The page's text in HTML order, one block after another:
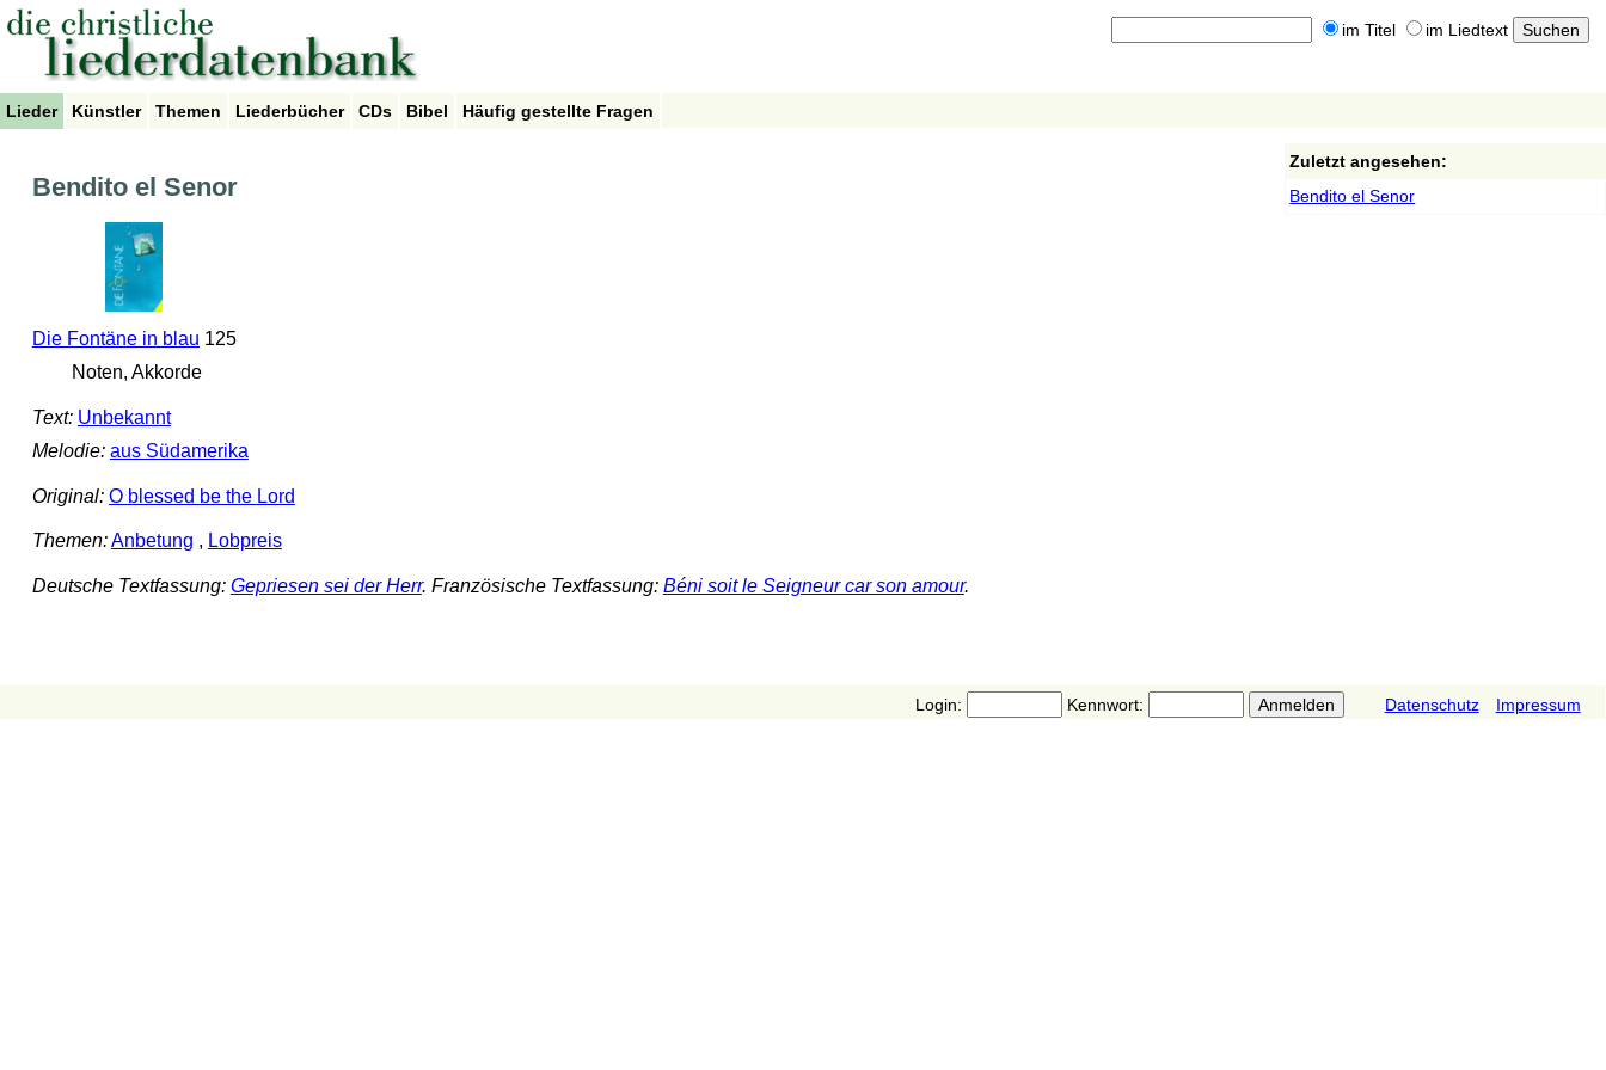
im Titel im Liedtext
Lieder Künstler Themen Liederbücher CDs Bibel Häufig gestellte Fragen
Bendito el Senor
Die Fontäne in blau 125
Noten, Akkorde
Text: Unbekannt
Melodie: aus Südamerika
Original: O blessed be the Lord
Themen:Anbetung , Lobpreis
Deutsche Textfassung: Gepriesen sei der Herr. Französische Textfassung: Béni soit le Seigneur car son amour.
Zuletzt angesehen:
Bendito el Senor
Login: Kennwort: Datenschutz Impressum